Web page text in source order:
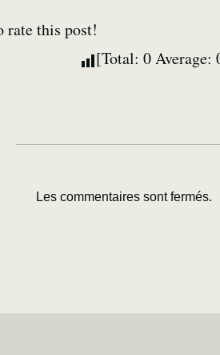
rate this post!
[Total: 0Average:
Les commentaires sont fermés.